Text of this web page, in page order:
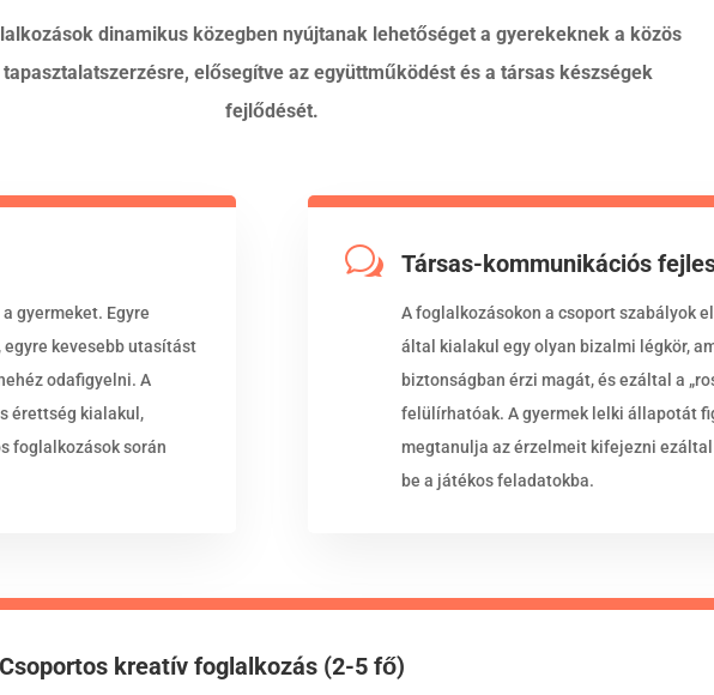
dinamikus közegben nyújtanak lehetőséget a gyerekeknek a közös
elősegítve az együttműködést és a társas készségek
fejlődését.
gyermeket. Egyre
egyre kevesebb utasítást
odafigyelni. A
érettség kialakul,
foglalkozások során
w Társas-kommunikációs
A foglalkozásokon a csoport szabályok
által kialakul egy olyan bizalmi légkör,
biztonságban érzi magát, és ezáltal a
felülírhatóak. A gyermek lelki állapotát
megtanulja az érzelmeit kifejezni
be a játékos feladatokba.
Csoportos kreatív foglalkozás (2-5 fő)